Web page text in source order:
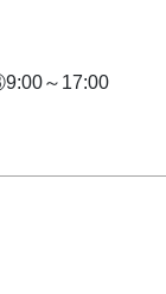
～17:00